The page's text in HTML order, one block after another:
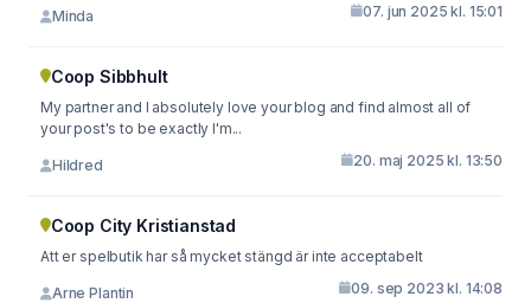
Minda 07. jun 2025 kl. 15:01
Coop Sibbhult
My partner and I absolutely love your blog and find almost all of
your post's to be exactly I'm...
Hildred 20. maj 2025 kl. 13:50
Coop City Kristianstad
Att er spelbutik har så mycket stängd är inte acceptabelt
Arne Plantin 09. sep 2023 kl. 14:08